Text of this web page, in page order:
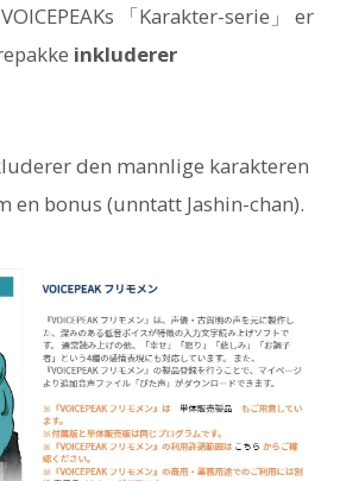
「Karakter-serie」 er
inkluderer
den mannlige karakteren
en bonus (unntatt Jashin-chan).